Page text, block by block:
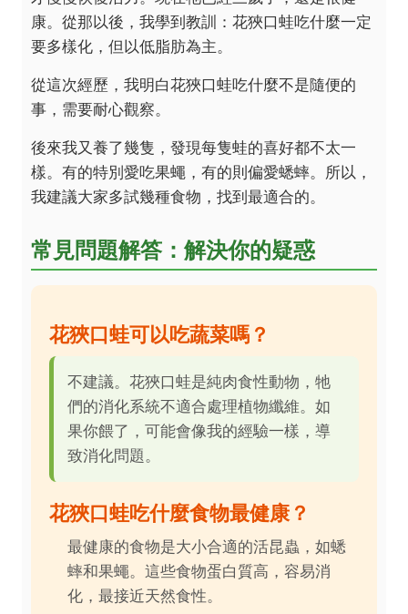
康。從那以後，我學到教訓：花狹口蛙吃什麼一定
要多樣化，但以低脂肪為主。
從這次經歷，我明白花狹口蛙吃什麼不是隨便的
事，需要耐心觀察。
後來我又養了幾隻，發現每隻蛙的喜好都不太一
樣。有的特別愛吃果蠅，有的則偏愛蟋蟀。所以，
我建議大家多試幾種食物，找到最適合的。
常見問題解答：解決你的疑惑
花狹口蛙可以吃蔬菜嗎？
不建議。花狹口蛙是純肉食性動物，牠
們的消化系統不適合處理植物纖維。如
果你餵了，可能會像我的經驗一樣，導
致消化問題。
花狹口蛙吃什麼食物最健康？
最健康的食物是大小合適的活昆蟲，如蟋
蟀和果蠅。這些食物蛋白質高，容易消
化，最接近天然食性。